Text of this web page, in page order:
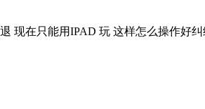
现在只能用IPAD 玩 这样怎么操作好纠